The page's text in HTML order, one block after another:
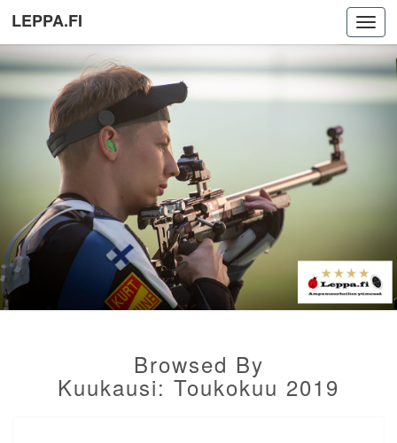
LEPPA.FI
Browsed By
Kuukausi: Toukokuu 2019